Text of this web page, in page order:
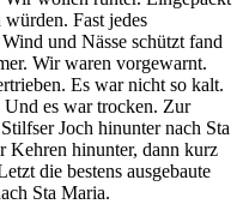
Fast jedes
und Nässe schützt fand
Wir waren vorgewarnt.
Es war nicht so kalt.
es war trocken. Zur
Joch hinunter nach Sta
Kehren hinunter, dann kurz
die bestens ausgebaute
Sta Maria.